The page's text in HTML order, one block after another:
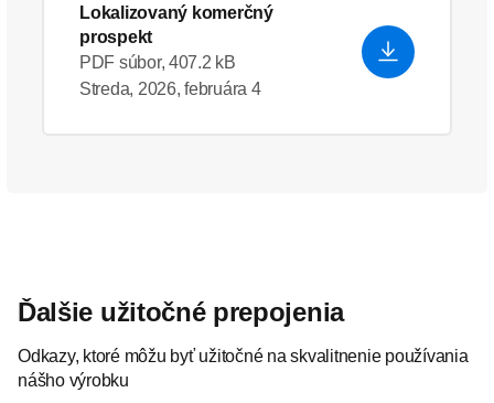
Lokalizovaný komerčný
prospekt
PDF súbor, 407.2 kB
Streda, 2026, februára 4
Ďalšie užitočné prepojenia
Odkazy, ktoré môžu byť užitočné na skvalitnenie používania
nášho výrobku